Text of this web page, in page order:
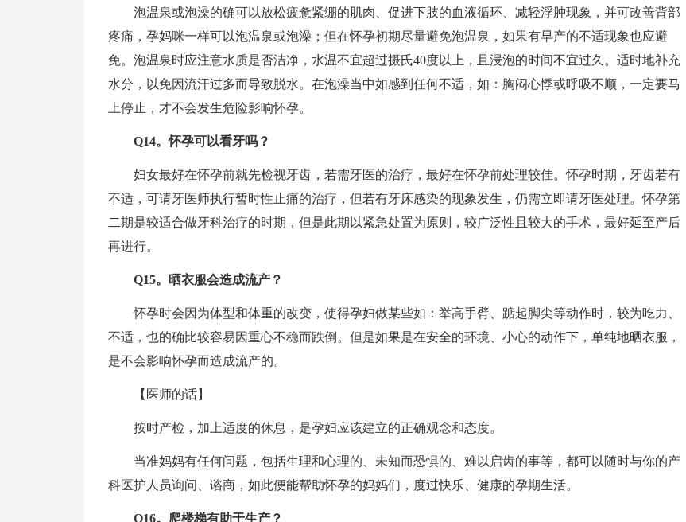
泡温泉或泡澡的确可以放松疲惫紧绷的肌肉、促进下肢的血液循环、减轻浮肿现象，并可改善背部
疼痛，孕妈咪一样可以泡温泉或泡澡；但在怀孕初期尽量避免泡温泉，如果有早产的不适现象也应避
免。泡温泉时应注意水质是否洁净，水温不宜超过摄氏40度以上，且浸泡的时间不宜过久。适时地补充
水分，以免因流汗过多而导致脱水。在泡澡当中如感到任何不适，如：胸闷心悸或呼吸不顺，一定要马
上停止，才不会发生危险影响怀孕。
Q14。怀孕可以看牙吗？
妇女最好在怀孕前就先检视牙齿，若需牙医的治疗，最好在怀孕前处理较佳。怀孕时期，牙齿若有
不适，可请牙医师执行暂时性止痛的治疗，但若有牙床感染的现象发生，仍需立即请牙医处理。怀孕第
二期是较适合做牙科治疗的时期，但是此期以紧急处置为原则，较广泛性且较大的手术，最好延至产后
再进行。
Q15。晒衣服会造成流产？
怀孕时会因为体型和体重的改变，使得孕妇做某些如：举高手臂、踮起脚尖等动作时，较为吃力、
不适，也的确比较容易因重心不稳而跌倒。但是如果是在安全的环境、小心的动作下，单纯地晒衣服，
是不会影响怀孕而造成流产的。
【医师的话】
按时产检，加上适度的休息，是孕妇应该建立的正确观念和态度。
当准妈妈有任何问题，包括生理和心理的、未知而恐惧的、难以启齿的事等，都可以随时与你的产
科医护人员询问、谘商，如此便能帮助怀孕的妈妈们，度过快乐、健康的孕期生活。
Q16。爬楼梯有助于生产？